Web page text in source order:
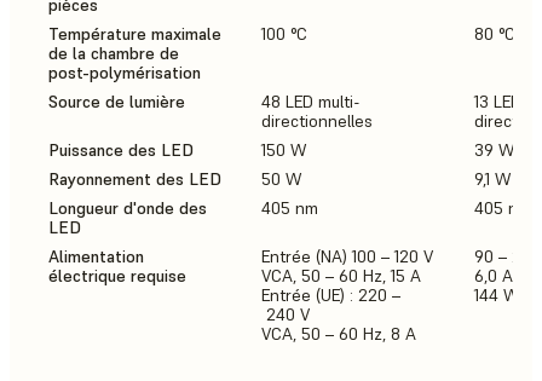
pièces
Température maximale
de la chambre de
post-polymérisation
100 °C 80 °C
Source de lumière
48 LED multi-
directionnelles
13 LED
Puissance des LED
150 W
39 W
Rayonnement des LED
50 W
9,1 W
Longueur d'onde des
LED
405 nm 405 nm
Alimentation
électrique requise
Entrée (NA) 100 – 120 V
VCA, 50 – 60 Hz, 15 A
Entrée (UE) : 220 –
240 V
VCA, 50 – 60 Hz, 8 A
90 –
6,0 A
144 W